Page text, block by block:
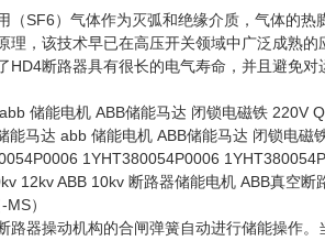
（SF6）气体作为灭弧和绝缘介质，气体的
理，该技术早已在高压开关领域中广泛成熟
HD4断路器具有很长的电气寿命，并且避免对
储能电机 ABB储能马达 闭锁电磁铁 220V
能马达 abb 储能电机 ABB储能马达 闭锁电
1YHT380054P0006
12kv ABB 10kv 断路器储能电机 ABB真空断
）
路器操动机构的合闸弹簧自动进行储能操作